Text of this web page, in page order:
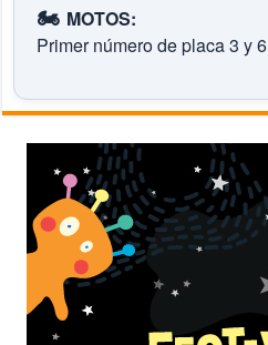
🏍️ MOTOS:
Primer número de placa 3 y 6